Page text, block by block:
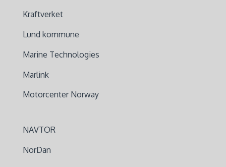
Kraftverket
Lund kommune
Marine Technologies
Marlink
Motorcenter Norway
NAVTOR
NorDan